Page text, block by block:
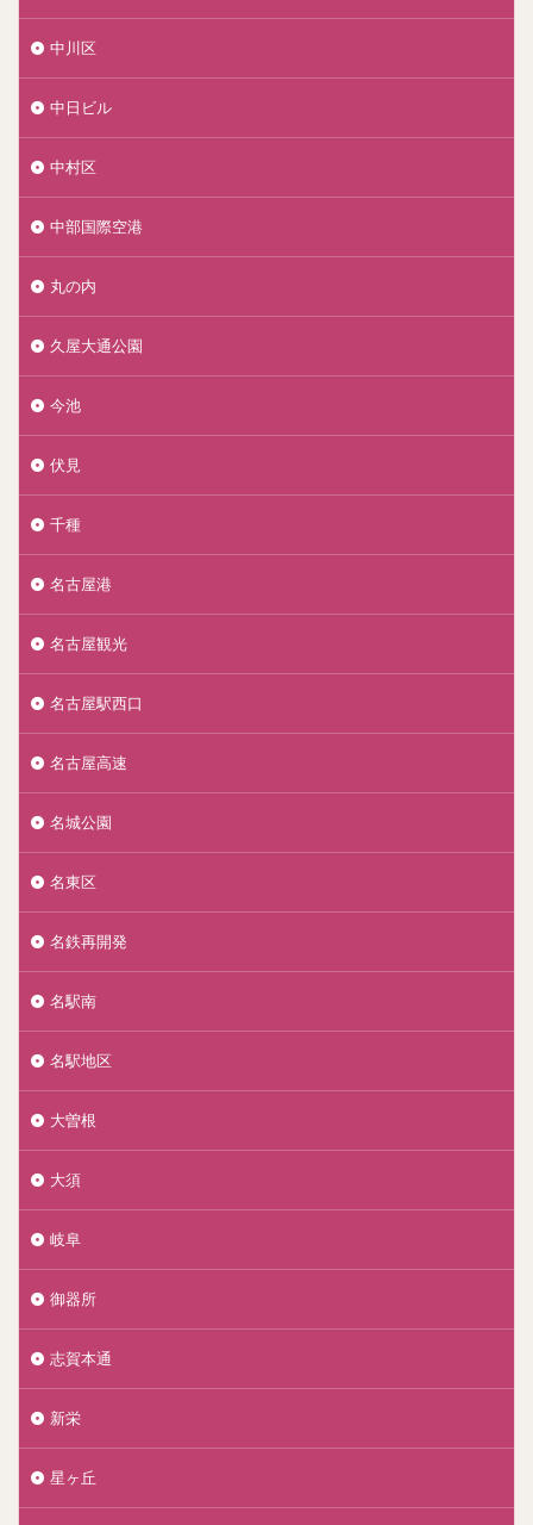
中川区
中日ビル
中村区
中部国際空港
丸の内
久屋大通公園
今池
伏見
千種
名古屋港
名古屋観光
名古屋駅西口
名古屋高速
名城公園
名東区
名鉄再開発
名駅南
名駅地区
大曽根
大須
岐阜
御器所
志賀本通
新栄
星ヶ丘